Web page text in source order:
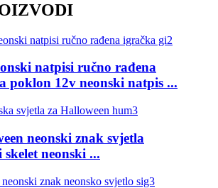
natpisi ručno rađena
poklon 12v neonski natpis ...
neonski znak svjetla
neonski ...